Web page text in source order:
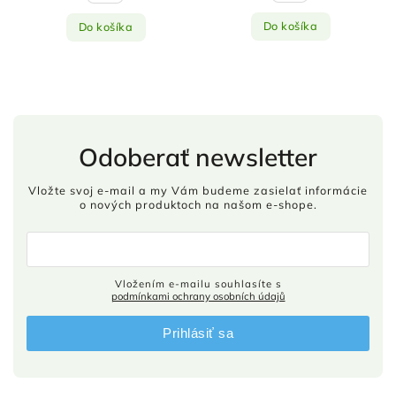
Do košíka Do košíka
Odoberať newsletter
Vložte svoj e-mail a my Vám budeme zasielať informácie
o nových produktoch na našom e-shope.
podmínkami ochrany osobních údajů
Prihlásiť sa